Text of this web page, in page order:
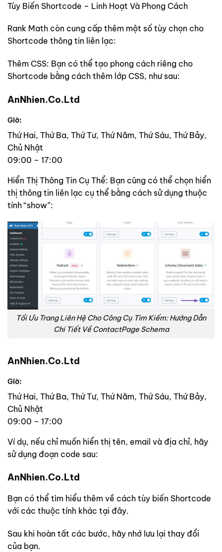
Tùy Biến Shortcode – Linh Hoạt Và Phong Cách
Rank Math còn cung cấp thêm một số tùy chọn cho
Shortcode thông tin liên lạc:
Thêm CSS: Bạn có thể tạo phong cách riêng cho
Shortcode bằng cách thêm lớp CSS, như sau:
AnNhien.Co.Ltd
Giờ:
Thứ Hai, Thứ Ba, Thứ Tư, Thứ Năm, Thứ Sáu, Thứ Bảy,
Chủ Nhật
09:00 – 17:00
Hiển Thị Thông Tin Cụ Thể: Bạn cũng có thể chọn hiển
thị thông tin liên lạc cụ thể bằng cách sử dụng thuộc
tính “show”:
Tối Ưu Trang Liên Hệ Cho Công Cụ Tìm Kiếm: Hướng Dẫn
Chi Tiết Về ContactPage Schema
AnNhien.Co.Ltd
Giờ:
Thứ Hai, Thứ Ba, Thứ Tư, Thứ Năm, Thứ Sáu, Thứ Bảy,
Chủ Nhật
09:00 – 17:00
Ví dụ, nếu chỉ muốn hiển thị tên, email và địa chỉ, hãy
sử dụng đoạn code sau:
AnNhien.Co.Ltd
Bạn có thể tìm hiểu thêm về cách tùy biến Shortcode
với các thuộc tính khác tại đây.
Sau khi hoàn tất các bước, hãy nhớ lưu lại thay đổi
của bạn.